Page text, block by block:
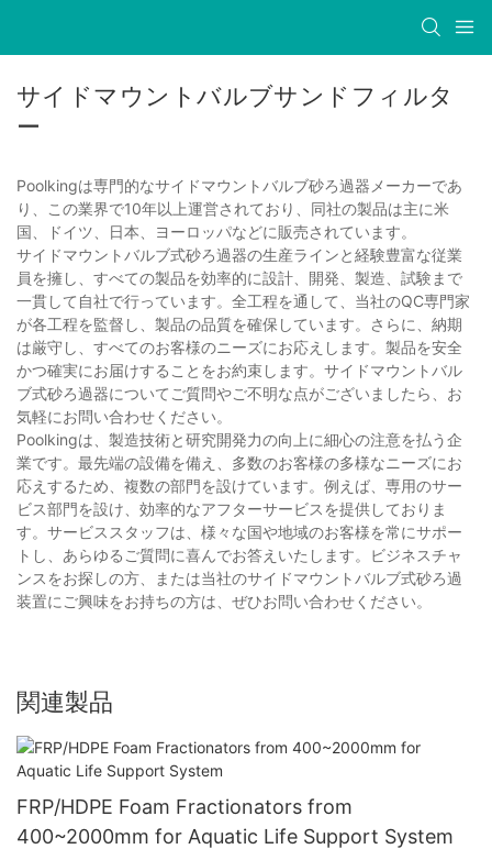
サイドマウントバルブサンドフィルタ
ー
Poolkingは専門的なサイドマウントバルブ砂ろ過器メーカーであ
り、この業界で10年以上運営されており、同社の製品は主に米
国、ドイツ、日本、ヨーロッパなどに販売されています。
サイドマウントバルブ式砂ろ過器の生産ラインと経験豊富な従業
員を擁し、すべての製品を効率的に設計、開発、製造、試験まで
一貫して自社で行っています。全工程を通して、当社のQC専門家
が各工程を監督し、製品の品質を確保しています。さらに、納期
は厳守し、すべてのお客様のニーズにお応えします。製品を安全
かつ確実にお届けすることをお約束します。サイドマウントバル
ブ式砂ろ過器についてご質問やご不明な点がございましたら、お
気軽にお問い合わせください。
Poolkingは、製造技術と研究開発力の向上に細心の注意を払う企
業です。最先端の設備を備え、多数のお客様の多様なニーズにお
応えするため、複数の部門を設けています。例えば、専用のサー
ビス部門を設け、効率的なアフターサービスを提供しておりま
す。サービススタッフは、様々な国や地域のお客様を常にサポー
トし、あらゆるご質問に喜んでお答えいたします。ビジネスチャ
ンスをお探しの方、または当社のサイドマウントバルブ式砂ろ過
装置にご興味をお持ちの方は、ぜひお問い合わせください。
関連製品
FRP/HDPE Foam Fractionators from
400~2000mm for Aquatic Life Support System